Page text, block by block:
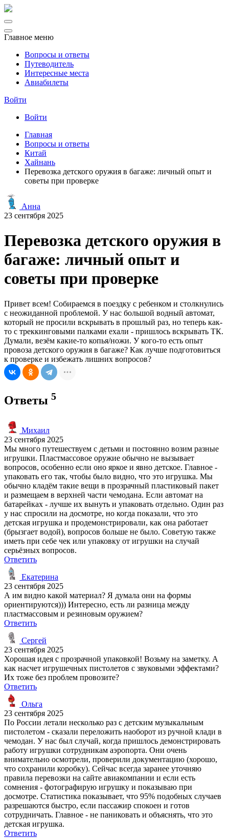
Главное меню
Вопросы и ответы
Путеводитель
Интересные места
Авиабилеты
Войти
Войти
Главная
Вопросы и ответы
Китай
Хайнань
Перевозка детского оружия в багаже: личный опыт и
советы при проверке
Анна
23 сентября 2025
Перевозка детского оружия в
багаже: личный опыт и
советы при проверке
Привет всем! Собираемся в поездку с ребенком и столкнулись
с неожиданной проблемой. У нас большой водный автомат,
который не просили вскрывать в прошлый раз, но теперь как-
то с треккинговыми палками ехали - пришлось вскрывать ТК.
Думали, везём какие-то копья/ножи. У кого-то есть опыт
провоза детского оружия в багаже? Как лучше подготовиться
к проверке и избежать лишних вопросов?
Ответы 5
Михаил
23 сентября 2025
Мы много путешествуем с детьми и постоянно возим разные
игрушки. Пластмассовое оружие обычно не вызывает
вопросов, особенно если оно яркое и явно детское. Главное -
упаковать его так, чтобы было видно, что это игрушка. Мы
обычно кладём такие вещи в прозрачный пластиковый пакет
и размещаем в верхней части чемодана. Если автомат на
батарейках - лучше их вынуть и упаковать отдельно. Один раз
у нас спросили на досмотре, но когда показали, что это
детская игрушка и продемонстрировали, как она работает
(брызгает водой), вопросов больше не было. Советую также
иметь при себе чек или упаковку от игрушки на случай
серьёзных вопросов.
Ответить
Екатерина
23 сентября 2025
А им видно какой материал? Я думала они на формы
ориентируются))) Интересно, есть ли разница между
пластмассовым и резиновым оружием?
Ответить
Сергей
23 сентября 2025
Хорошая идея с прозрачной упаковкой! Возьму на заметку. А
как насчет игрушечных пистолетов с звуковыми эффектами?
Их тоже без проблем провозите?
Ответить
Ольга
23 сентября 2025
По России летали несколько раз с детским музыкальным
пистолетом - сказали переложить наоборот из ручной клади в
чемодан. У нас был случай, когда пришлось демонстрировать
работу игрушки сотрудникам аэропорта. Они очень
внимательно осмотрели, проверили документацию (хорошо,
что сохранили коробку). Сейчас всегда заранее уточняю
правила перевозки на сайте авиакомпании и если есть
сомнения - фотографирую игрушку и показываю при
досмотре. Статистика показывает, что 95% подобных случаев
разрешаются быстро, если пассажир спокоен и готов
сотрудничать. Главное - не паниковать и объяснять, что это
детская игрушка.
Ответить